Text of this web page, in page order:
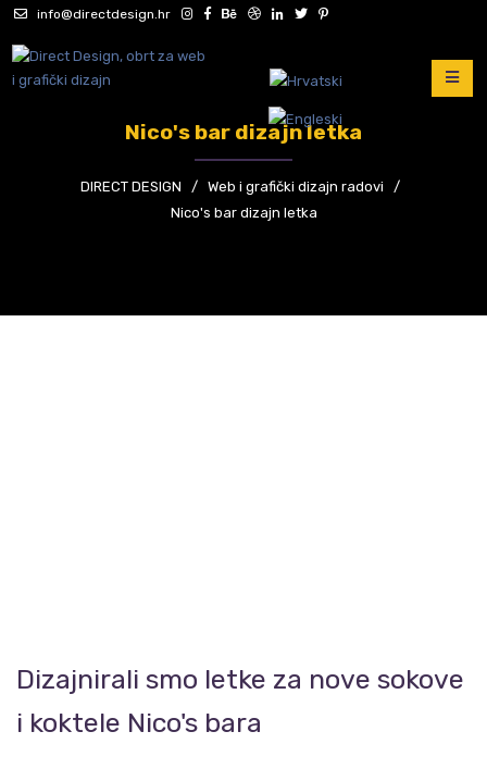
info@directdesign.hr
Nico's bar dizajn letka
DIRECT DESIGN / Web i grafički dizajn radovi
/
Nico's bar dizajn letka
Dizajnirali smo letke za nove sokove
i koktele Nico's bara